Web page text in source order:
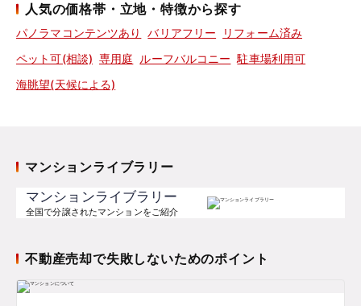
人気の価格帯・立地・特徴から探す
パノラマコンテンツあり バリアフリー
リフォーム済み
ペット可(相談) 専用庭 ルーフバルコニー 駐車場利用可
海眺望(天候による)
マンションライブラリー
マンションライブラリー
全国で分譲されたマンションをご紹介
不動産売却で失敗しないためのポイント